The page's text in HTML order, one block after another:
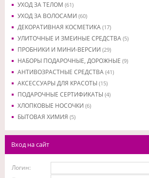
УХОД ЗА ТЕЛОМ (61)
УХОД ЗА ВОЛОСАМИ (60)
ДЕКОРАТИВНАЯ КОСМЕТИКА (17)
УЛИТОЧНЫЕ И ЗМЕИНЫЕ СРЕДСТВА (5)
ПРОБНИКИ И МИНИ-ВЕРСИИ (29)
НАБОРЫ ПОДАРОЧНЫЕ, ДОРОЖНЫЕ (9)
АНТИВОЗРАСТНЫЕ СРЕДСТВА (41)
АКСЕССУАРЫ ДЛЯ КРАСОТЫ (15)
ПОДАРОЧНЫЕ СЕРТИФИКАТЫ (4)
ХЛОПКОВЫЕ НОСОЧКИ (6)
БЫТОВАЯ ХИМИЯ (5)
Вход на сайт
Логин: